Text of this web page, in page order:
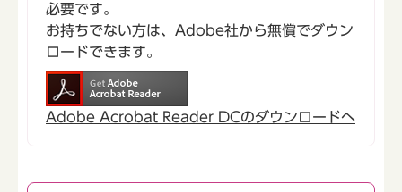
必要です。
お持ちでない方は、Adobe社から無償でダウン
ロードできます。
Adobe Acrobat Reader DCのダウンロードへ